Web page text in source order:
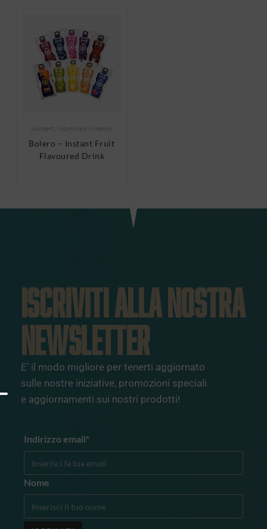
Alimenti, Vitamine e Minerali
Bolero – Instant Fruit
Flavoured Drink
ISCRIVITI ALLA NOSTRA
NEWSLETTER
E’ il modo migliore per tenerti aggiornato
sulle nostre iniziative, promozioni speciali
e aggiornamenti sui nostri prodotti!
Indirizzo email*
Nome